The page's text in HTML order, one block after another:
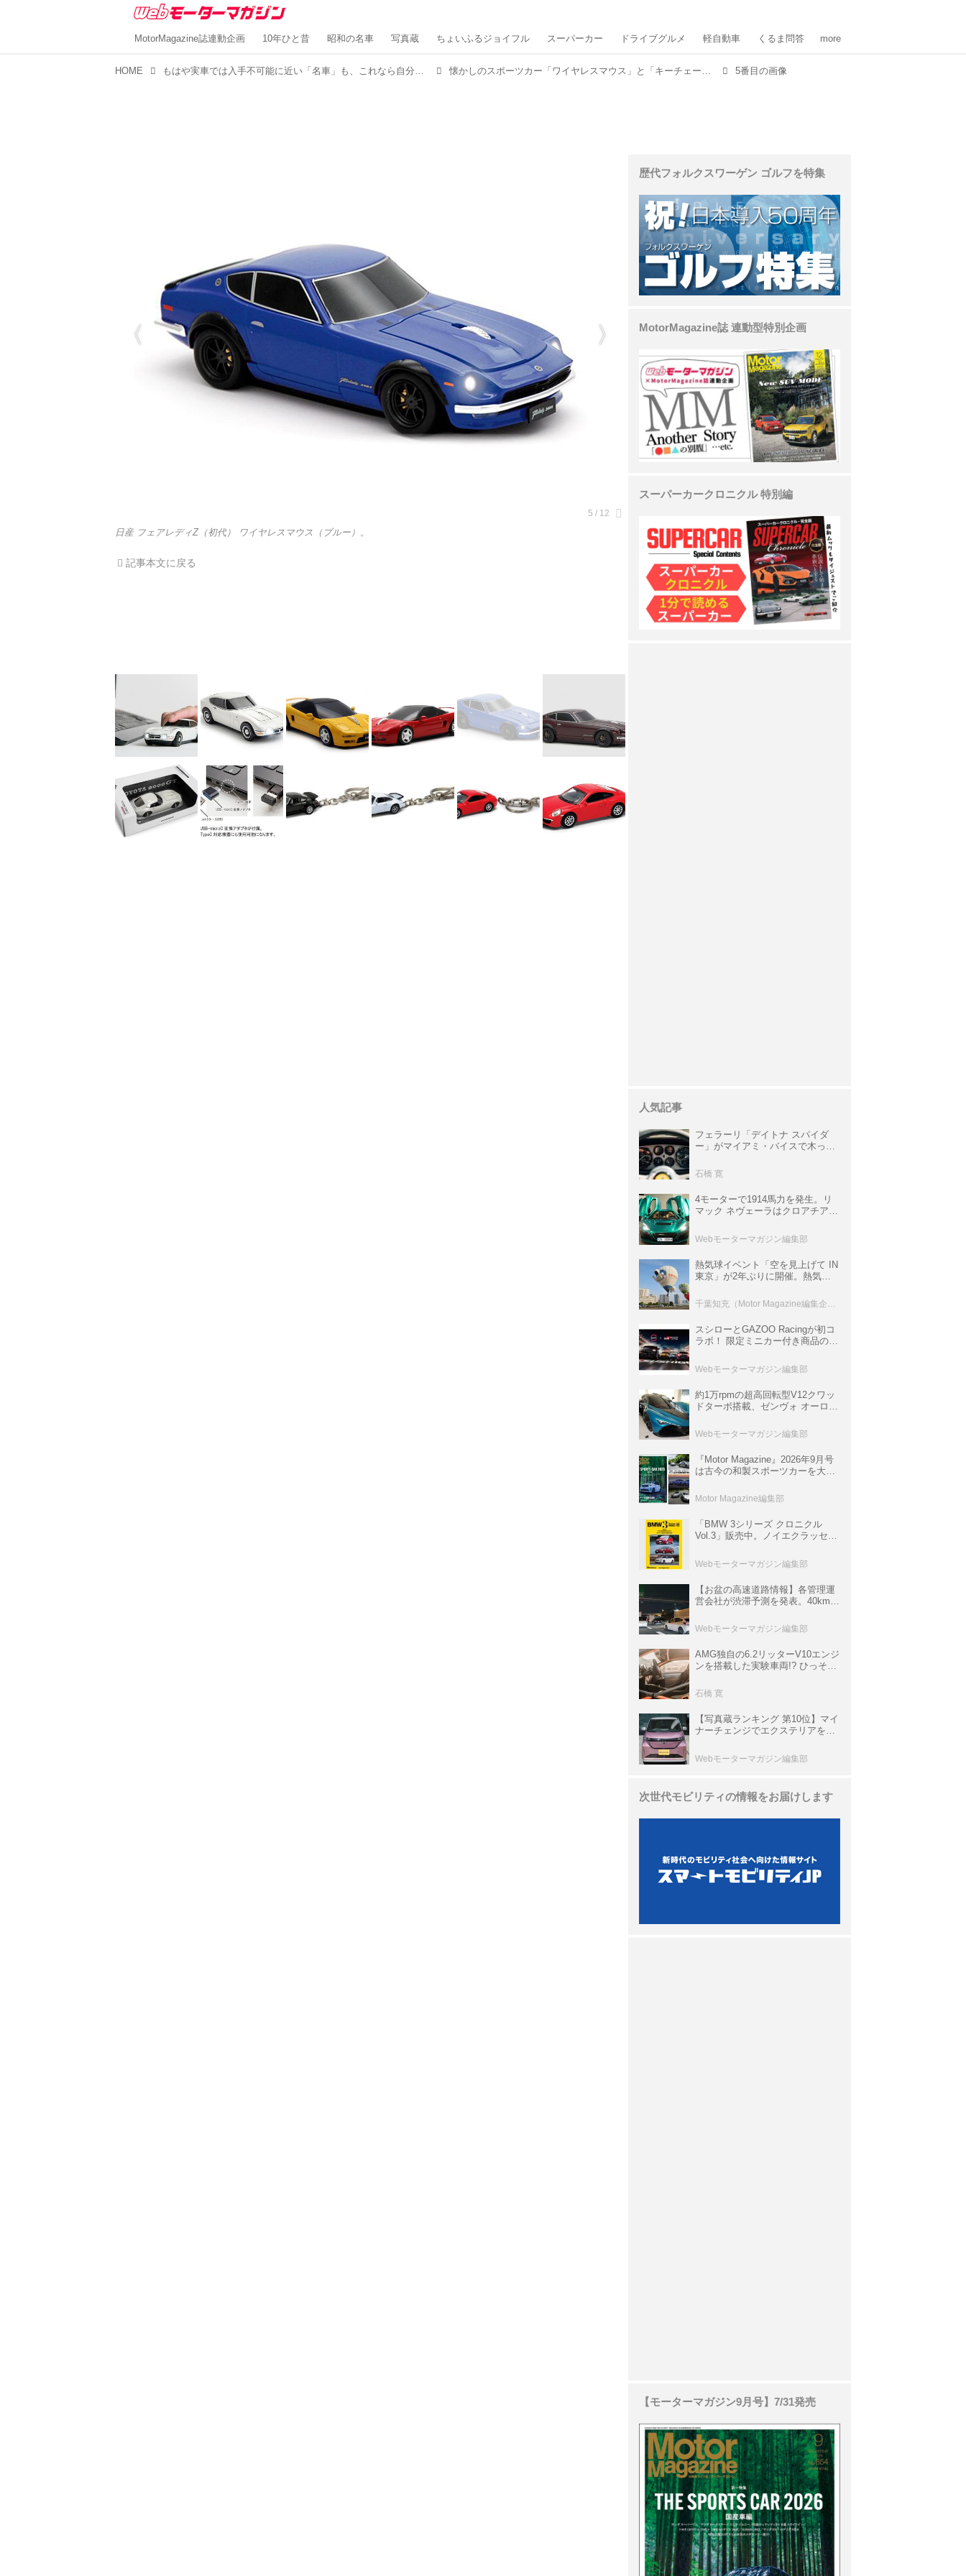
MotorMagazine誌連動企画 10年ひと昔 昭和の名車 写真蔵 ちょいふるジョイフル スーパーカー ドライブグルメ 軽自動車 くるま問答 more
HOME もはや実車では入手不可能に近い「名車」も、これなら自分のモノにできる！【MMスタイル コレクション】 懐かしのスポーツカー「ワイヤレスマウス」と「キーチェーン」 5番目の画像
日産 フェアレディZ（初代） ワイヤレスマウス（ブルー）。
記事本文に戻る
歴代フォルクスワーゲン ゴルフを特集
MotorMagazine誌 連動型特別企画
スーパーカークロニクル 特別編
人気記事
フェラーリ「デイトナ スパイダ
ー」がマイアミ・バイスで木っ端
サ」に化けた理由
石橋 寛
4モーターで1914馬力を発生。リ
マック ネヴェーラはクロアチア発
ロニクル・完全版／115】
Webモーターマガジン編集部
熱気球イベント「空を見上げて IN
東京」が2年ぶりに開催。熱気球
室などのコンテンツも
千葉知充（Motor Magazine編集企画室）
スシローとGAZOO Racingが初コ
ラボ！ 限定ミニカー付き商品の
ト体験があたる抽選企画などを展
開
Webモーターマガジン編集部
約1万rpmの超高回転型V12クワッ
ドターボ搭載、ゼンヴォ オーロラ
イパーカー【スーパーカークロニ
クル・完全版／116】
Webモーターマガジン編集部
『Motor Magazine』2026年9月号
は古今の和製スポーツカーを大特
情報も満載
Motor Magazine編集部
「BMW 3シリーズ クロニクル
Vol.3」販売中。ノイエクラッセか
ムック
Webモーターマガジン編集部
【お盆の高速道路情報】各管理運
営会社が渋滞予測を発表。40km以
数ある
Webモーターマガジン編集部
AMG独自の6.2リッターV10エンジ
ンを搭載した実験車両!? ひっそり
P900 プロトタイプ」とは
石橋 寛
【写真蔵ランキング 第10位】マイ
ナーチェンジでエクステリアを刷
クラ」
Webモーターマガジン編集部
次世代モビリティの情報をお届けします
【モーターマガジン9月号】7/31発売